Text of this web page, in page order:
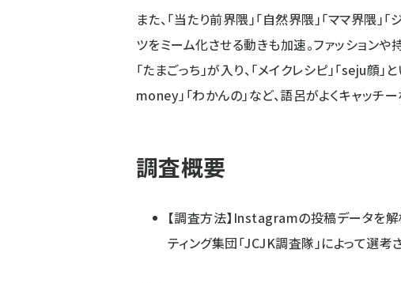
また、「当たり前界隈」「自然界隈」「ママ界隈
ツをミーム化させる動きも加速。ファッションや
「たまごっち」が入り、「メイクレシピ」「seju顔
money」「わかんの」など、語呂がよくキャッチ
調査概要
【調査方法】Instagramの投稿データを
ティング集団「JCJK調査隊」によって選考